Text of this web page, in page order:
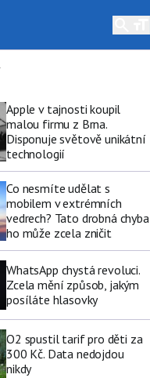
Apple v tajnosti koupil
malou firmu z Brna.
Disponuje světově unikátní
technologií
Co nesmíte udělat s
mobilem v extrémních
vedrech? Tato drobná chyba
ho může zcela zničit
WhatsApp chystá revoluci.
Zcela mění způsob, jakým
posíláte hlasovky
O2 spustil tarif pro děti za
300 Kč. Data nedojdou
nikdy